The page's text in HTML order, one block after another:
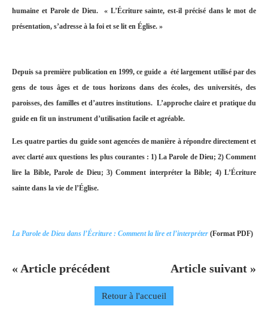
humaine et Parole de Dieu. « L’Écriture sainte, est-il précisé dans le mot de
présentation, s’adresse à la foi et se lit en Église. »
Depuis sa première publication en 1999, ce guide a été largement utilisé par des
gens de tous âges et de tous horizons dans des écoles, des universités, des
paroisses, des familles et d’autres institutions. L’approche claire et pratique du
guide en fit un instrument d’utilisation facile et agréable.
Les quatre parties du guide sont agencées de manière à répondre directement et
avec clarté aux questions les plus courantes : 1) La Parole de Dieu; 2) Comment
lire la Bible, Parole de Dieu; 3) Comment interpréter la Bible; 4) L’Écriture
sainte dans la vie de l’Église.
La Parole de Dieu dans l’Écriture : Comment la lire et l’interpréter (Format PDF)
« Article précédent Article suivant »
Retour à l'accueil